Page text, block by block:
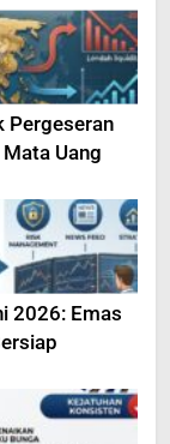
Pergeseran
Uang
2026: Emas